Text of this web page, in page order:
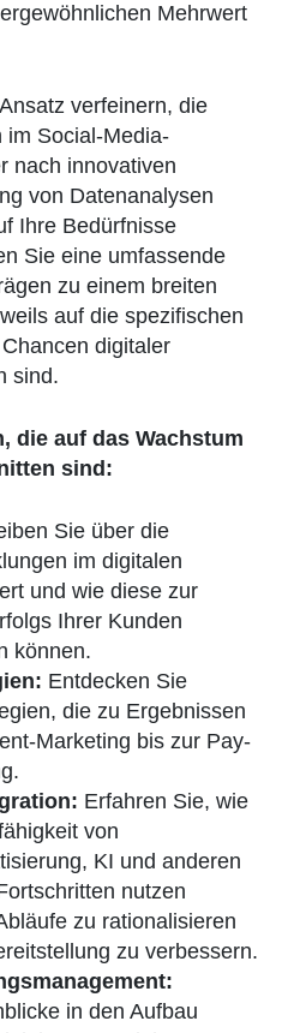
Mehrwert
verfeinern, die
im Social-Media-
nach innovativen
von Datenanalysen
Ihre Bedürfnisse
Sie eine umfassende
zu einem breiten
auf die spezifischen
digitaler
sind.
die auf das Wachstum
sind:
Sie über die
im digitalen
und wie diese zur
Ihrer Kunden
können.
Entdecken Sie
die zu Ergebnissen
Marketing bis zur Pay-
Erfahren Sie, wie
von
KI und anderen
nutzen
zu rationalisieren
zu verbessern.
in den Aufbau